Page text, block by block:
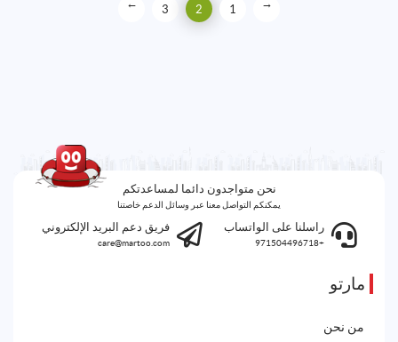
←
1
2
3
→
نحن متواجدون دائما لمساعدتكم
يمكنكم التواصل معنا عبر وسائل الدعم خاصتنا
راسلنا على الواتساب
+971504496718
فريق دعم البريد الإلكتروني
care@martoo.com
مارتو
من نحن